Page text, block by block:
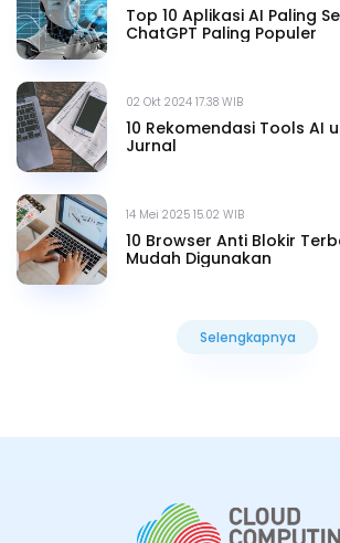
Top 10 Aplikasi AI Paling
ChatGPT Paling Populer
02 Okt 2024 17.38 WIB
10 Rekomendasi Tools AI
Jurnal
14 Mei 2025 15.02 WIB
10 Browser Anti Blokir
Mudah Digunakan
Selengkapnya